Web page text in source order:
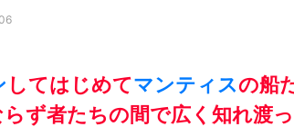
してはじめてマンティスの船
ず者たちの間で広く知れ渡